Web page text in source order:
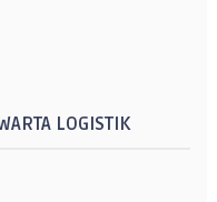
LOGISTIK